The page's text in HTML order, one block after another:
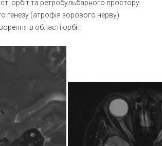
орбіт та ретробульбарного простору
генезу (атрофія зорового нерву)
в області орбіт